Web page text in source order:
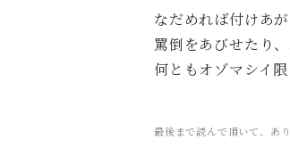
なだめれば付けあ
罵倒をあびせたり
何ともオゾマシイ限
最後まで読んで頂いて、あ